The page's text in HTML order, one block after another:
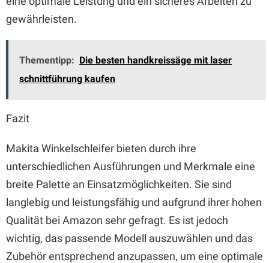
gewährleisten.
Thementipp: Die besten handkreissäge mit laser
schnittführung kaufen
Fazit
Makita Winkelschleifer bieten durch ihre
unterschiedlichen Ausführungen und Merkmale eine
breite Palette an Einsatzmöglichkeiten. Sie sind
langlebig und leistungsfähig und aufgrund ihrer hohen
Qualität bei Amazon sehr gefragt. Es ist jedoch
wichtig, das passende Modell auszuwählen und das
Zubehör entsprechend anzupassen, um eine optimale